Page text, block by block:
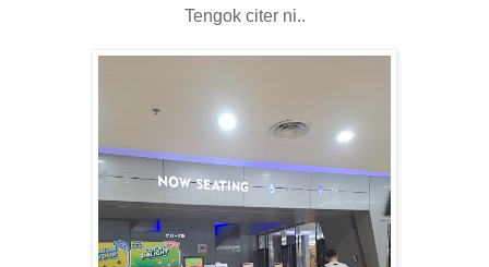
Tengok citer ni..